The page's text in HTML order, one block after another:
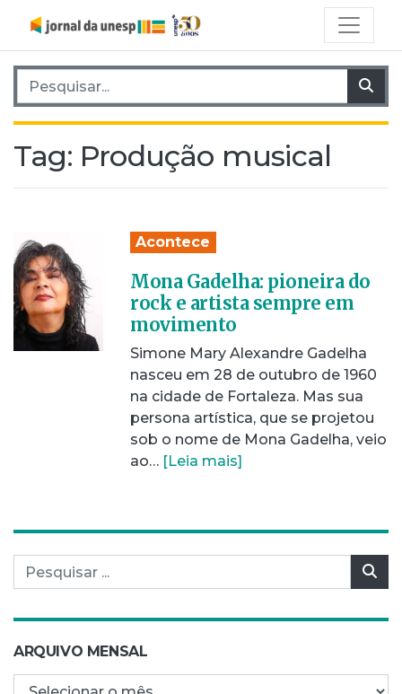
Pesquisar por:
Tag: Produção musical
Acontece
Mona Gadelha: pioneira do
rock e artista sempre em
movimento
Simone Mary Alexandre Gadelha
nasceu em 28 de outubro de 1960
na cidade de Fortaleza. Mas sua
persona artística, que se projetou
sob o nome de Mona Gadelha, veio
ao… [Leia mais]
Pesquisar por:
ARQUIVO MENSAL
Arquivo mensal